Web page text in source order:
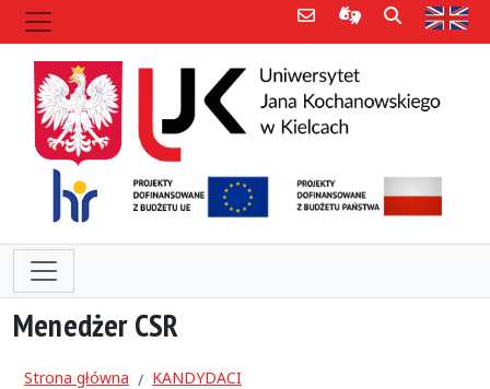
Poczta e-mailInformacje dla
Szukaj
Menedżer CSR
Strona główna
KANDYDACI